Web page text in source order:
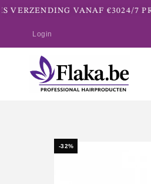
VERZENDING VANAF €3024/7
Login
-32%